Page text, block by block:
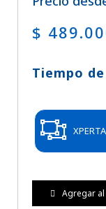
$
Tiempo
Agregar